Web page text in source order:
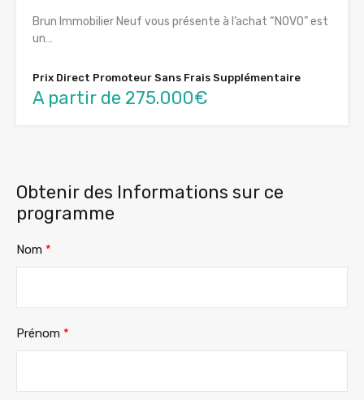
Brun Immobilier Neuf vous présente à l’achat “NOVO” est
un…
Prix Direct Promoteur Sans Frais Supplémentaire
A partir de 275.000€
Obtenir des Informations sur ce
programme
Nom *
Prénom *